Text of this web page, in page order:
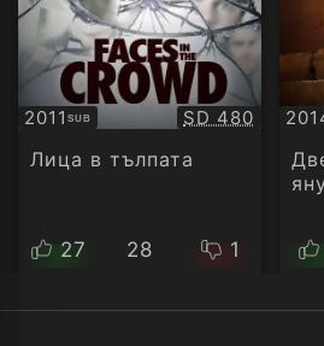
2011SUB
Субтитри Качество:
SD 480
Лица в тълпата
27 28 1
БГ